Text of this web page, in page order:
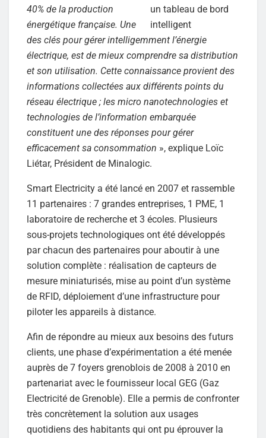
40% de la production
énergétique française. Une
des clés pour gérer intelligemment l’énergie
électrique, est de mieux comprendre sa distribution
et son utilisation. Cette connaissance provient des
informations collectées aux différents points du
réseau électrique ; les micro nanotechnologies et
technologies de l’information embarquée
constituent une des réponses pour gérer
efficacement sa consommation », explique Loïc
Liétar, Président de Minalogic.
Smart Electricity a été lancé en 2007 et rassemble
11 partenaires : 7 grandes entreprises, 1 PME, 1
laboratoire de recherche et 3 écoles. Plusieurs
sous-projets technologiques ont été développés
par chacun des partenaires pour aboutir à une
solution complète : réalisation de capteurs de
mesure miniaturisés, mise au point d’un système
de RFID, déploiement d’une infrastructure pour
piloter les appareils à distance.
Afin de répondre au mieux aux besoins des futurs
clients, une phase d’expérimentation a été menée
auprès de 7 foyers grenoblois de 2008 à 2010 en
partenariat avec le fournisseur local GEG (Gaz
Electricité de Grenoble). Elle a permis de confronter
très concrètement la solution aux usages
quotidiens des habitants qui ont pu éprouver la